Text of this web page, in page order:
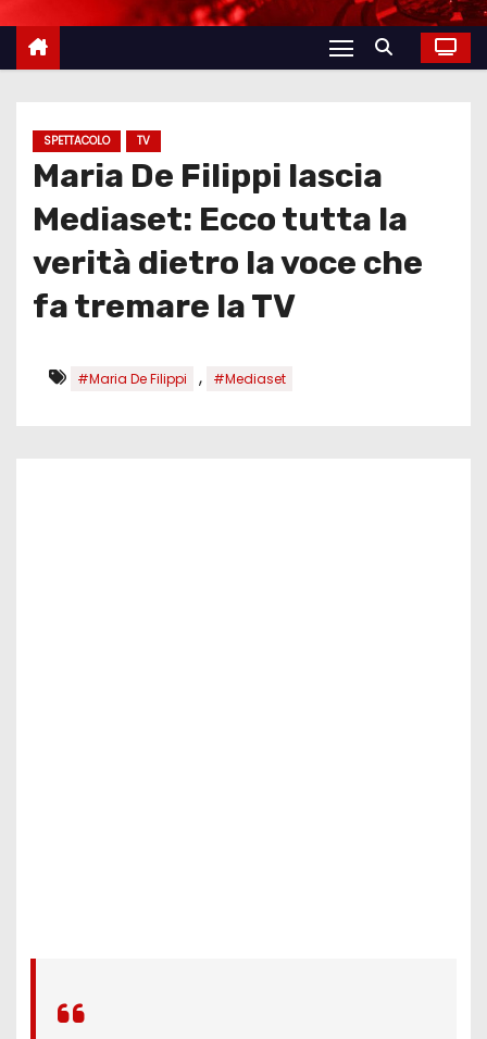
SPETTACOLO TV
Maria De Filippi lascia
Mediaset: Ecco tutta la
verità dietro la voce che
fa tremare la TV
#Maria De Filippi , #Mediaset